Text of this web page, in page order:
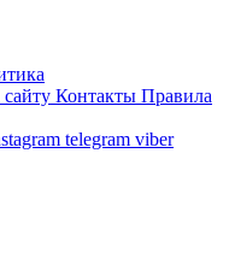
Контакты Правила
telegram viber